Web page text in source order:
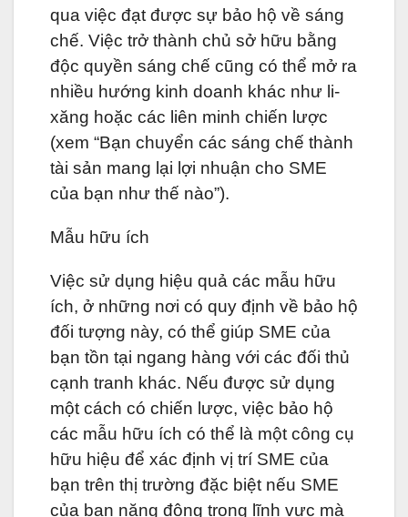
qua việc đạt được sự bảo hộ về sáng
chế. Việc trở thành chủ sở hữu bằng
độc quyền sáng chế cũng có thể mở ra
nhiều hướng kinh doanh khác như li-
xăng hoặc các liên minh chiến lược
(xem “Bạn chuyển các sáng chế thành
tài sản mang lại lợi nhuận cho SME
của bạn như thế nào”).
Mẫu hữu ích
Việc sử dụng hiệu quả các mẫu hữu
ích, ở những nơi có quy định về bảo hộ
đối tượng này, có thể giúp SME của
bạn tồn tại ngang hàng với các đối thủ
cạnh tranh khác. Nếu được sử dụng
một cách có chiến lược, việc bảo hộ
các mẫu hữu ích có thể là một công cụ
hữu hiệu để xác định vị trí SME của
bạn trên thị trường đặc biệt nếu SME
của bạn năng động trong lĩnh vực mà